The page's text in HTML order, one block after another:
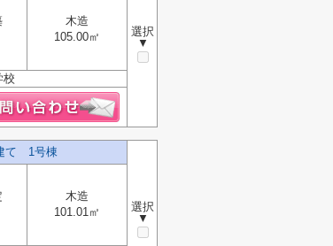
選択
▼
木造
105.00㎡
て 1号棟
選択
▼
木造
101.01㎡